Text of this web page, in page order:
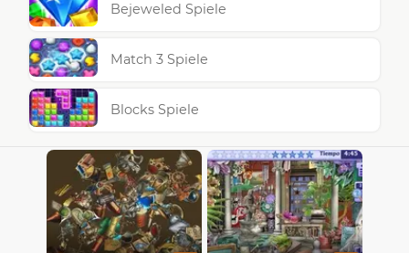
Bejeweled Spiele
Match 3 Spiele
Blocks Spiele